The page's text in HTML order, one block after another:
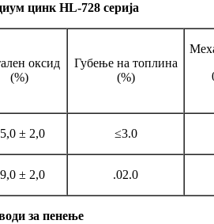
цинк HL-728 серија
оксид
(%)
Губење на топлина
(%)
± 2,0 ≤3.0
± 2,0 .02.0
за пенење